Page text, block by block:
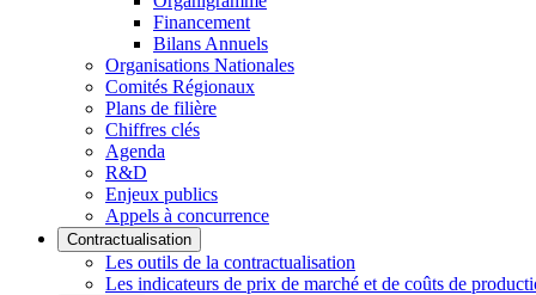
Financement
Bilans Annuels
Organisations Nationales
Comités Régionaux
Plans de filière
Chiffres clés
Agenda
R&D
Enjeux publics
Appels à concurrence
Contractualisation
Les outils de la contractualisation
Les indicateurs de prix de marché et de coûts de